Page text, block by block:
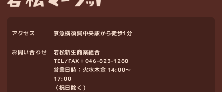
アクセス 京急横須賀中央駅から徒歩1分
お問い合わせ
若松新生商業組合
TEL/FAX： 046-823-1288
営業日時：火水木金 14:00～
17:00
（祝日除く）